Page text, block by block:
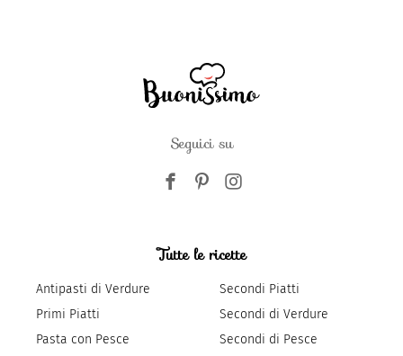
Seguici su
Tutte le ricette
Antipasti di Verdure
Primi Piatti
Pasta con Pesce
Secondi Piatti
Secondi di Verdure
Secondi di Pesce